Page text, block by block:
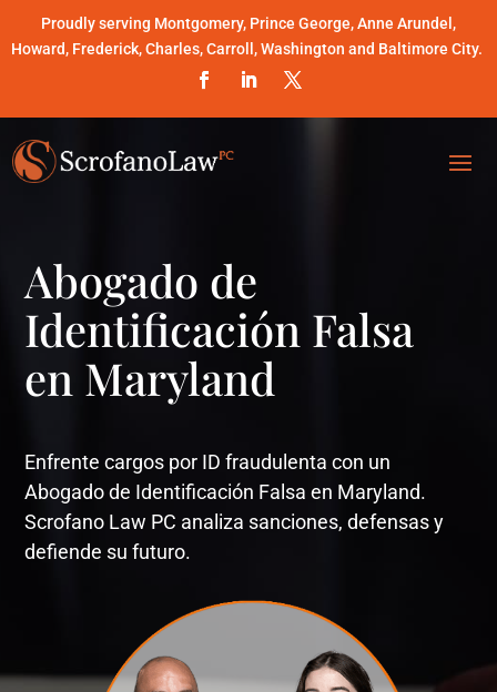
Proudly serving Montgomery, Prince George, Anne Arundel,
Howard, Frederick, Charles, Carroll, Washington and Baltimore City.
Abogado de
Identificación Falsa
en Maryland
Enfrente cargos por ID fraudulenta con un
Abogado de Identificación Falsa en Maryland.
Scrofano Law PC analiza sanciones, defensas y
defiende su futuro.